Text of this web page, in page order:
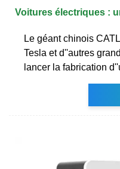
Voitures électriques :
Le géant chinois
Tesla et d''autres
lancer la fabrication